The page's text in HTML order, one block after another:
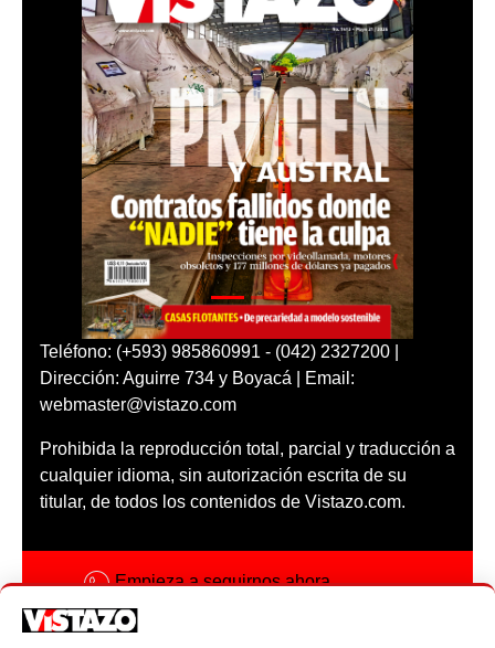
Teléfono: (+593) 985860991 - (042) 2327200 |
Dirección: Aguirre 734 y Boyacá | Email:
webmaster@vistazo.com
Prohibida la reproducción total, parcial y traducción a
cualquier idioma, sin autorización escrita de su
titular, de todos los contenidos de Vistazo.com.
Empieza a seguirnos ahora